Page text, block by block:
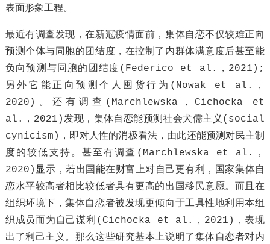
表面形象工程。
最近有调查发现，在新冠疫情面前，集体自恋不仅较难正向
预测个体与同胞的团结度，在控制了内群体满意度后甚至能
负向预测与同胞的团结度(Federico et al.，2021);
另外它能正向预测个人囤货行为(Nowak et al.，
2020)。还有调查(Marchlewska，Cichocka et
al.，2021)发现，集体自恋能预测社会犬儒主义(social
cynicism)，即对人性的消极看法，由此还能预测对民主制
度的较低支持。甚至有调查(Marchlewska et al.，
2020)显示，若出国能在财富上对自己更有利，国家集体自
恋水平较高者相比较低者具有更高的出国移民意愿。而且在
组织环境下，集体自恋者被发现更倾向于工具性地利用本组
织成员而为自己谋利(Cichocka et al.，2021)，表现
出了利己主义。那么这些研究基本上说明了集体自恋者对内